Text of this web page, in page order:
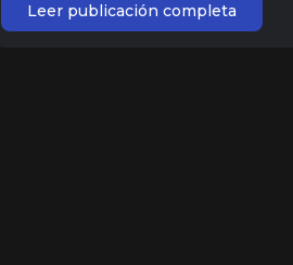
Leer publicación completa